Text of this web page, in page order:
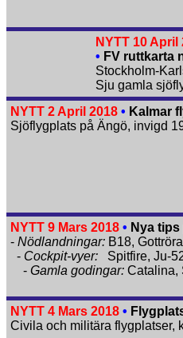
NYTT 10 April
• FV ruttkarta
Stockholm-
Sju gamla
NYTT 2 April 2018 • Kalmar
Sjöflygplats på Ängö, invigd
NYTT 9 Mars 2018 • Nya
- Nödlandningar: B18,
- Cockpit-vyer: Spitfire, Ju-
- Gamla godingar: Catalina,
NYTT 4 Mars 2018 •
Civila och militära flygplatser,